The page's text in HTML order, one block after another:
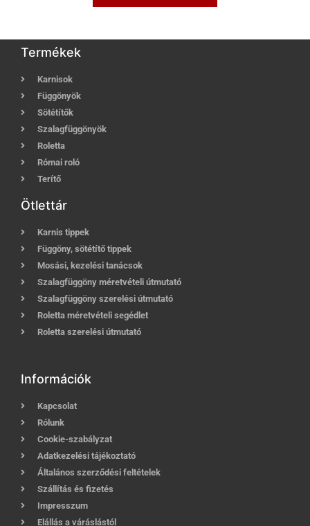
Termékek
Karnisok
Függönyök
Sötétítők
Szalagfüggönyök
Roletta
Római roló
Terítő
Ötlettár
Karnis tippek
Függöny, sötétítő tippek
Mosási, kezelési tanácsok
Szalagfüggöny méretvételi útmutató
Szalagfüggöny szerelési útmutató
Roletta méretvételi segédlet
Roletta szerelési útmutató
Információk
Kapcsolat
Rólunk
Cookie-szabályzat
Adatkezelési tájékoztató
Általános szerződési feltételek
Szállítás és fizetés
Impresszum
Elállás a váráslástól